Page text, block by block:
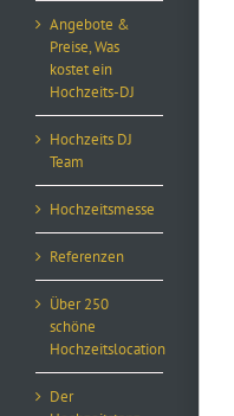
Angebote &
Preise, Was
kostet ein
Hochzeits-DJ
Hochzeits DJ
Team
Hochzeitsmesse
Referenzen
Über 250
schöne
Hochzeitslocation
Der